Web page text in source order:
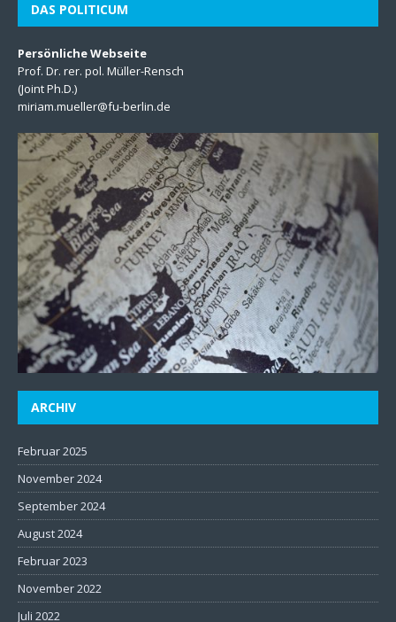
DAS POLITICUM
Persönliche Webseite
Prof. Dr. rer. pol. Müller-Rensch
(Joint Ph.D.)
miriam.mueller@fu-berlin.de
ARCHIV
Februar 2025
November 2024
September 2024
August 2024
Februar 2023
November 2022
Juli 2022